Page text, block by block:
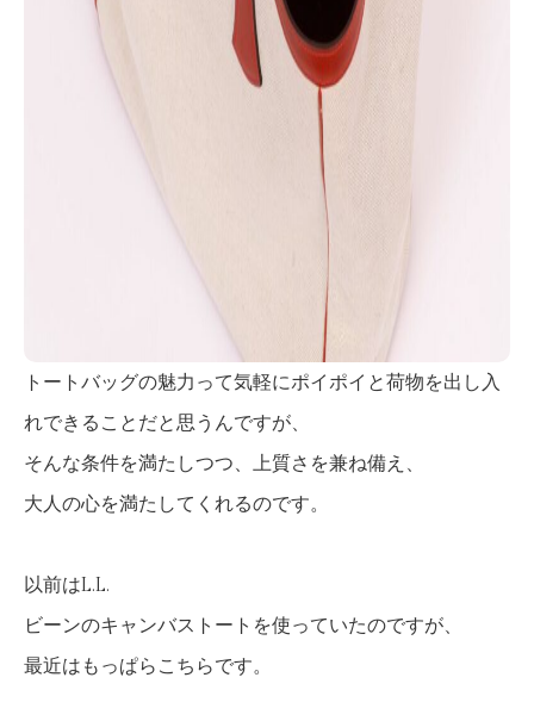
トートバッグの魅力って気軽にポイポイと荷物を出し入
れできることだと思うんですが、
そんな条件を満たしつつ、上質さを兼ね備え、
大人の心を満たしてくれるのです。
以前はL.L.
ビーンのキャンバストートを使っていたのですが、
最近はもっぱらこちらです。